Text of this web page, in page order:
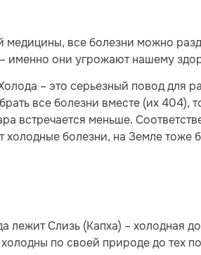
медицины, все болезни можно
именно они угрожают нашему
– это серьезный повод для
все болезни вместе (их 404),
встречается меньше.
холодные болезни, на Земле тоже
лежит Слизь (Капха) – холодная
по своей природе до тех